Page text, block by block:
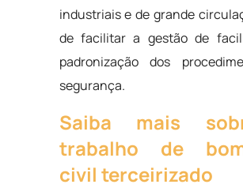
industriais e de grande
de facilitar a gestão de
padronização dos
segurança.
Saiba mais
trabalho de
civil terceirizado